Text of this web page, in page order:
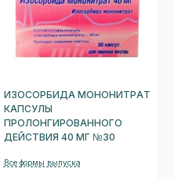
ИЗОСОРБИДА МОНОНИТРАТ
КАПСУЛЫ
ПРОЛОНГИРОВАННОГО
ДЕЙСТВИЯ 40 МГ №30
Все формы выпуска